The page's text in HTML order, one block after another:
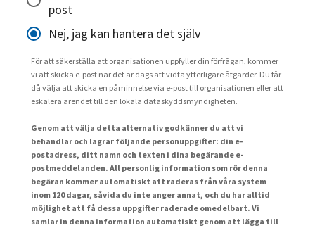
post
Nej, jag kan hantera det själv
För att säkerställa att organisationen uppfyller din förfrågan, kommer
vi att skicka e-post när det är dags att vidta ytterligare åtgärder. Du får
då välja att skicka en påminnelse via e-post till organisationen eller att
eskalera ärendet till den lokala dataskyddsmyndigheten.
Genom att välja detta alternativ godkänner du att vi
behandlar och lagrar följande personuppgifter: din e-
postadress, ditt namn och texten i dina begärande e-
postmeddelanden. All personlig information som rör denna
begäran kommer automatiskt att raderas från våra system
inom 120 dagar, såvida du inte anger annat, och du har alltid
möjlighet att få dessa uppgifter raderade omedelbart. Vi
samlar in denna information automatiskt genom att lägga till